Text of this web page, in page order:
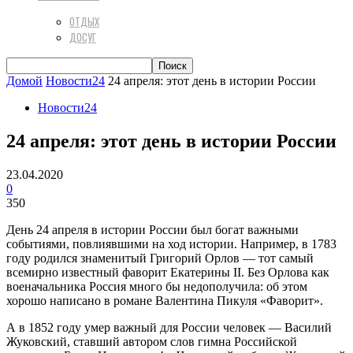
ОТДЫХ
ДОСУГ
Домой Новости24 24 апреля: этот день в истории России
Новости24
24 апреля: этот день в истории России
23.04.2020
0
350
День 24 апреля в истории России был богат важными
событиями, повлиявшими на ход истории. Например, в 1783
году родился знаменитый Григорий Орлов — тот самый
всемирно известный фаворит Екатерины II. Без Орлова как
военачальника Россия много бы недополучила: об этом
хорошо написано в романе Валентина Пикуля «Фаворит».
А в 1852 году умер важный для России человек — Василий
Жуковский, ставший автором слов гимна Российской